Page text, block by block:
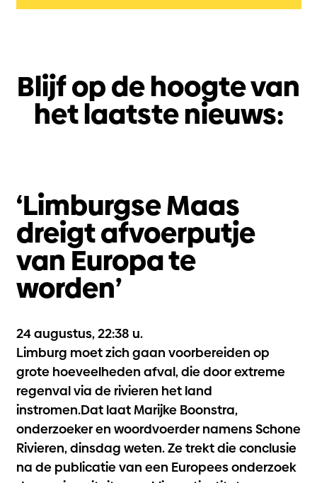
Blijf op de hoogte van
het laatste nieuws:
‘Limburgse Maas
dreigt afvoerputje
van Europa te
worden’
24 augustus, 22:38 u.
Limburg moet zich gaan voorbereiden op
grote hoeveelheden afval, die door extreme
regenval via de rivieren het land
instromen.Dat laat Marijke Boonstra,
onderzoeker en woordvoerder namens Schone
Rivieren, dinsdag weten. Ze trekt die conclusie
na de publicatie van een Europees onderzoek